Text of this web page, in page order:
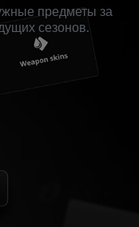
предметы за
сезонов.